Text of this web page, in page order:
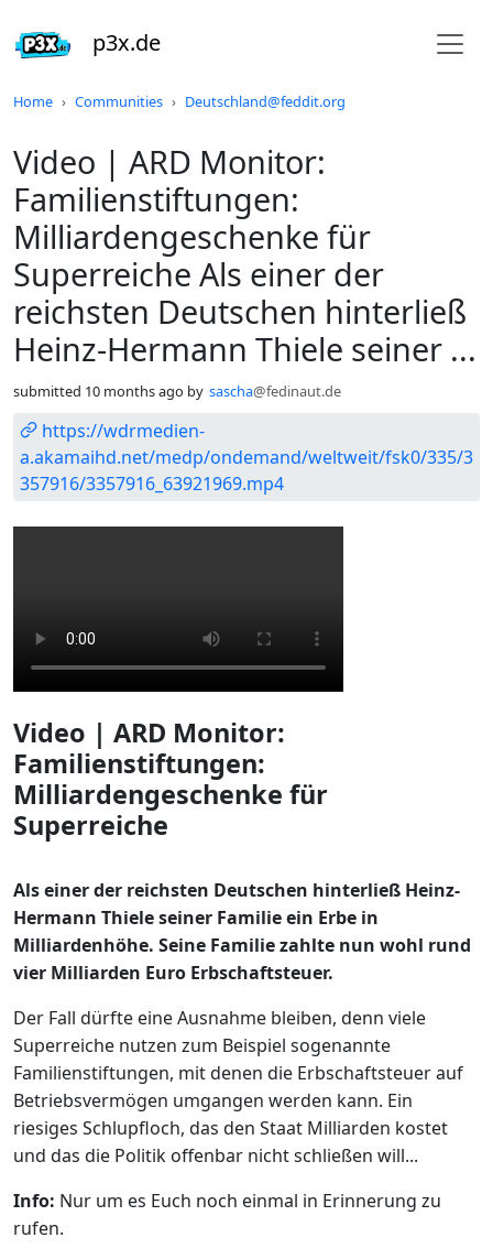
p3x.de
Home Communities Deutschland@feddit.org
Video | ARD Monitor:
Familienstiftungen:
Milliardengeschenke für
Superreiche Als einer der
reichsten Deutschen hinterließ
Heinz-Hermann Thiele seiner ...
submitted 10 months ago by sascha@fedinaut.de
https://wdrmedien-
a.akamaihd.net/medp/ondemand/weltweit/fsk0/335/3
357916/3357916_63921969.mp4
Video | ARD Monitor:
Familienstiftungen:
Milliardengeschenke für
Superreiche
Als einer der reichsten Deutschen hinterließ Heinz-
Hermann Thiele seiner Familie ein Erbe in
Milliardenhöhe. Seine Familie zahlte nun wohl rund
vier Milliarden Euro Erbschaftsteuer.
Der Fall dürfte eine Ausnahme bleiben, denn viele
Superreiche nutzen zum Beispiel sogenannte
Familienstiftungen, mit denen die Erbschaftsteuer auf
Betriebsvermögen umgangen werden kann. Ein
riesiges Schlupfloch, das den Staat Milliarden kostet
und das die Politik offenbar nicht schließen will...
Info: Nur um es Euch noch einmal in Erinnerung zu
rufen.
Do not click this